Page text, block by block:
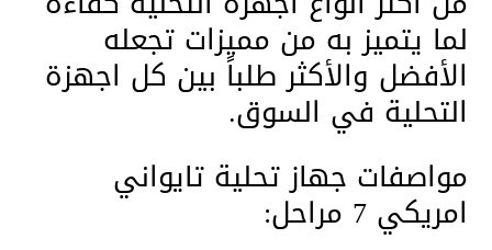
لما يتميز به من مميزات تجعله
الأفضل والأكثر طلباً بين كل اجهزة
التحلية في السوق.
مواصفات جهاز تحلية تايواني
امريكي 7 مراحل: